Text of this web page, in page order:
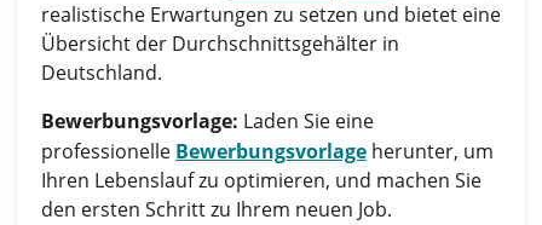
realistische Erwartungen zu setzen und bietet eine
Übersicht der Durchschnittsgehälter in
Deutschland.
Bewerbungsvorlage: Laden Sie eine
professionelle Bewerbungsvorlage herunter, um
Ihren Lebenslauf zu optimieren, und machen Sie
den ersten Schritt zu Ihrem neuen Job.